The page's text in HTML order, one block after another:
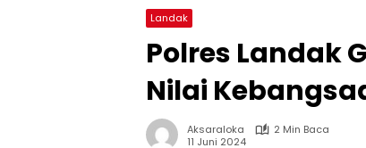
Landak
Polres Landak
Nilai
Aksaraloka
2 Min Baca
11 Juni 2024